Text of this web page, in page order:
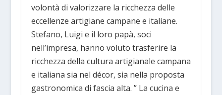
volontà di valorizzare la ricchezza delle
eccellenze artigiane campane e italiane.
Stefano, Luigi e il loro papà, soci
nell’impresa, hanno voluto trasferire la
ricchezza della cultura artigianale campana
e italiana sia nel décor, sia nella proposta
gastronomica di fascia alta. ” La cucina e